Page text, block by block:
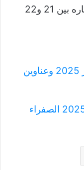
كتكوت روزي بيور: تتراوح أسعاره بين 21 و22
سعر علف الإيمان اليوم في مصر 2025 وعناوين
سعر الذرة اليوم في مصر لعام 2025 الصفراء